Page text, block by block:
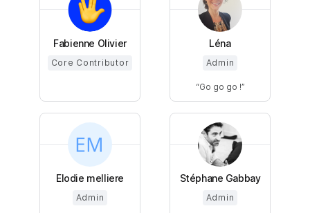
Fabienne Olivier
Core Contributor
Léna
Admin
Go go go !
Elodie melliere
Admin
Stéphane Gabbay
Admin